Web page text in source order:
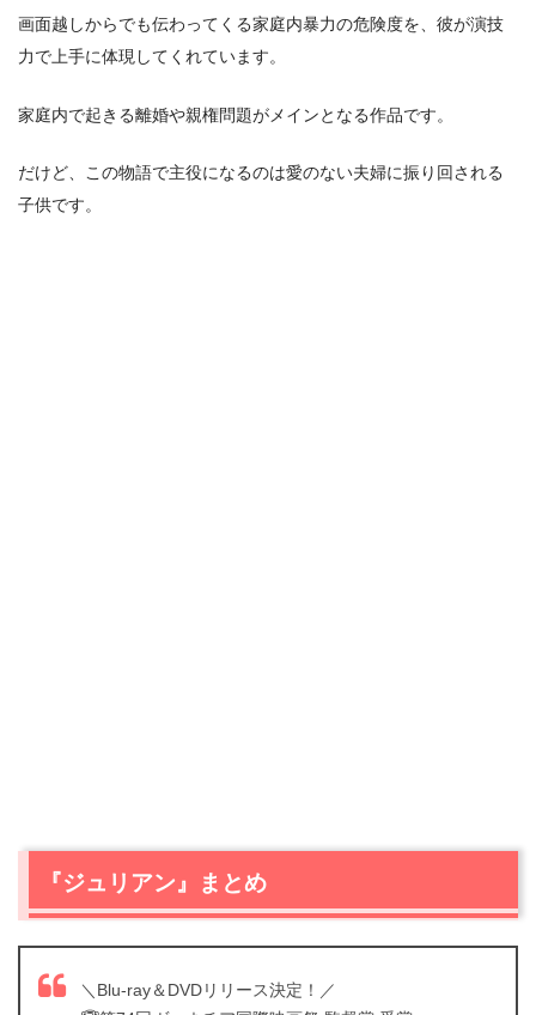
画面越しからでも伝わってくる家庭内暴力の危険度を、彼が演技
力で上手に体現してくれています。
家庭内で起きる離婚や親権問題がメインとなる作品です。
だけど、この物語で主役になるのは愛のない夫婦に振り回される
子供です。
『ジュリアン』まとめ
＼Blu-ray＆DVDリリース決定！／